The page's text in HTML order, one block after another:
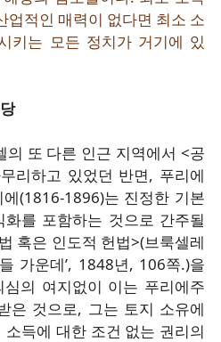
업적인 매력이 없다면 최소 소
키는 모든 정치가 거기에 있
또 다른 인근 지역에서 <공
리하고 있었던 반면, 푸리에
(1816-1896)는 진정한 기본
를 포함하는 것으로 간주될
혹은 인도적 헌법>(브룩셀레
가운데’, 1848년, 106쪽.)을
의 여지없이 이는 푸리에주
은 것으로, 그는 토지 소유에
득에 대한 조건 없는 권리의